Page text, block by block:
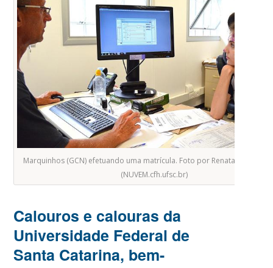
Marquinhos (GCN) efetuando uma matrícula. Foto por Renata Apgaua
(NUVEM.cfh.ufsc.br)
Calouros e calouras da
Universidade Federal de
Santa Catarina, bem-